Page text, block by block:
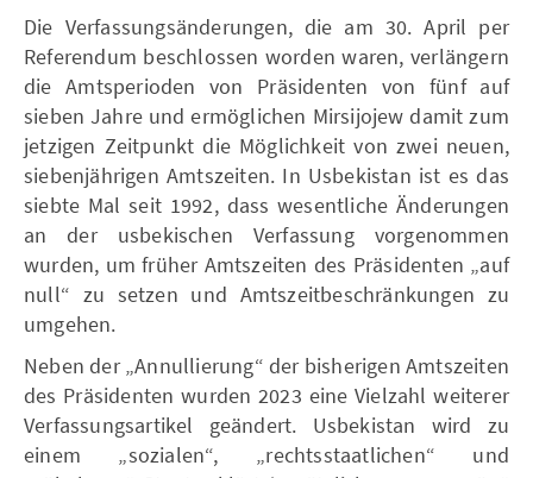
Die Verfassungsänderungen, die am 30. April per
Referendum beschlossen worden waren, verlängern
die Amtsperioden von Präsidenten von fünf auf
sieben Jahre und ermöglichen Mirsijojew damit zum
jetzigen Zeitpunkt die Möglichkeit von zwei neuen,
siebenjährigen Amtszeiten. In Usbekistan ist es das
siebte Mal seit 1992, dass wesentliche Änderungen
an der usbekischen Verfassung vorgenommen
wurden, um früher Amtszeiten des Präsidenten „auf
null“ zu setzen und Amtszeitbeschränkungen zu
umgehen.
Neben der „Annullierung“ der bisherigen Amtszeiten
des Präsidenten wurden 2023 eine Vielzahl weiterer
Verfassungsartikel geändert. Usbekistan wird zu
einem „sozialen“, „rechtsstaatlichen“ und